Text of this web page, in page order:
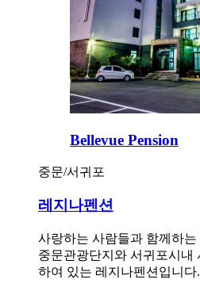
Bellevue Pension
중문/서귀포
레지나펜션
사랑하는 사람들과 함께하
중문관광단지와 서귀포시내
하여 있는 레지나펜션입니다.